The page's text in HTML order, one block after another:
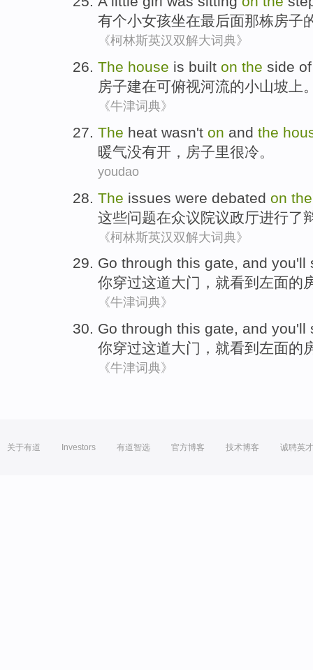
有个小女孩坐在最后面那栋房子
《柯林斯英汉双解大词典》
The house is built on the side
房子建在可俯视河流的小山坡上
《牛津词典》
The heat wasn't on and the
暖气没有开， 房子里很冷。
youdao
The issues were debated on the
这些问题在众议院议政厅进行了
《柯林斯英汉双解大词典》
Go through this gate, and you'll
你穿过这道大门 ， 就看到 左面的
《牛津词典》
Go through this gate, and you'll
你穿过这道大门 ， 就看到 左面的
《牛津词典》
关于有道 Investors 有道智选 官方博客 技术博客 诚聘英才